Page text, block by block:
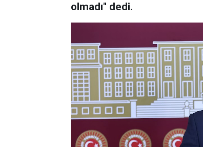
olmadı" dedi.